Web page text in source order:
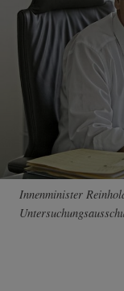
Innenminister